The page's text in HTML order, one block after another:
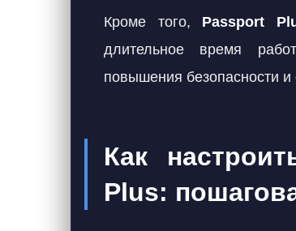
Кроме того, Passport
длительное время
повышения безопасности
Как
Plus: